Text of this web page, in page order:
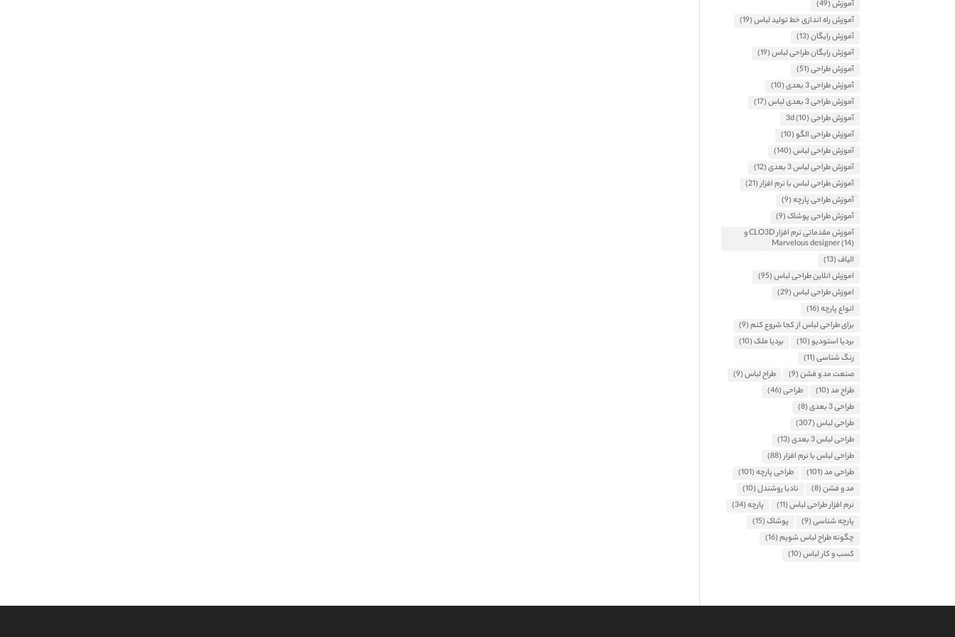
آموزش(49)
آموزش راه اندازی خط تولید لباس(19)
آموزش رایگان(13)
آموزش رایگان طراحی لباس(19)
آموزش طراحی(51)
آموزش طراحی 3 بعدی
(10)
آموزش طراحی 3 بعدی لباس
(17)
آموزش طراحی 3d(10)
آموزش طراحی الگو(10)
آموزش طراحی لباس(140)
آموزش طراحی لباس 3 بعدی
(12)
آموزش طراحی لباس با نرم افزار(21)
آموزش طراحی پارچه(9)
آموزش طراحی پوشاک(9)
آموزش مقدماتی نرم افزار CLO3D و
Marvelous designer(14)
الیاف(13)
اموزش انلاین طراحی لباس(95)
اموزش طراحی لباس(29)
انواع پارچه(16)
برای طراحی لباس از کجا شروع کنم(9)
بردیا استودیو(10) بردیا ملک(10)
رنگ شناسی(11)
صنعت مد و فشن(9) طراح لباس(9)
طراح مد(10) طراحی(46)
طراحی 3 بعدی
(8)
طراحی لباس(307)
طراحی لباس 3 بعدی
(13)
طراحی لباس با نرم افزار(88)
طراحی مد(101) طراحی پارچه(101)
مد و فشن(8) نادیا روشندل(10)
نرم افزار طراحی لباس(11) پارچه(34)
پارچه شناسی(9) پوشاک(15)
چگونه طراح لباس شویم(16)
کسب و کار لباس(10)